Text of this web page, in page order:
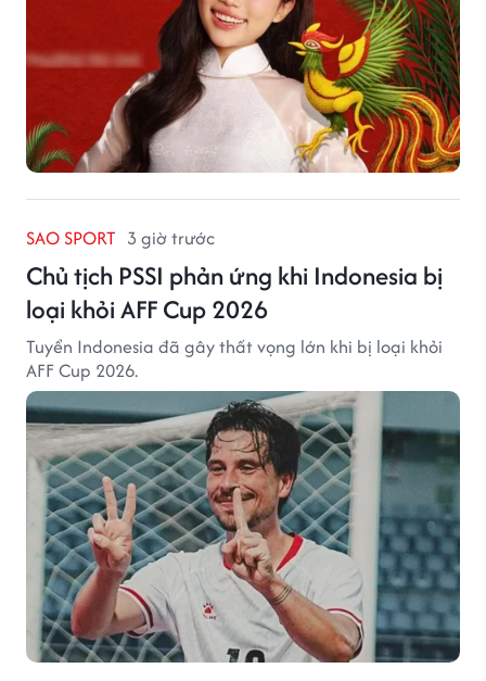
SAO SPORT 3 giờ trước
Chủ tịch PSSI phản ứng khi Indonesia bị
loại khỏi AFF Cup 2026
Tuyển Indonesia đã gây thất vọng lớn khi bị loại khỏi
AFF Cup 2026.